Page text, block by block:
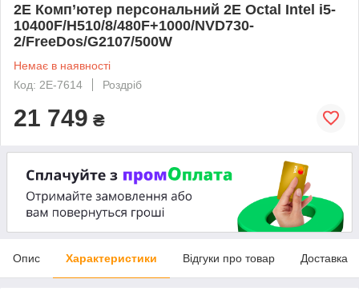
2E Комп’ютер персональний 2E Octal Intel i5-
10400F/H510/8/480F+1000/NVD730-
2/FreeDos/G2107/500W
Немає в наявності
Код: 2E-7614
Роздріб
21 749 ₴
Опис Характеристики Відгуки про товар Доставка